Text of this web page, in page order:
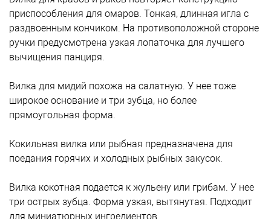
приспособления для омаров. Тонкая, длинная игла с
раздвоенным кончиком. На противоположной стороне
ручки предусмотрена узкая лопаточка для лучшего
вычищения панциря.
Вилка для мидий похожа на салатную. У нее тоже
широкое основание и три зубца, но более
прямоугольная форма.
Кокильная вилка или рыбная предназначена для
поедания горячих и холодных рыбных закусок.
Вилка кокотная подается к жульену или грибам. У нее
три острых зубца. Форма узкая, вытянутая. Подходит
для миниатюрных ингредиентов.